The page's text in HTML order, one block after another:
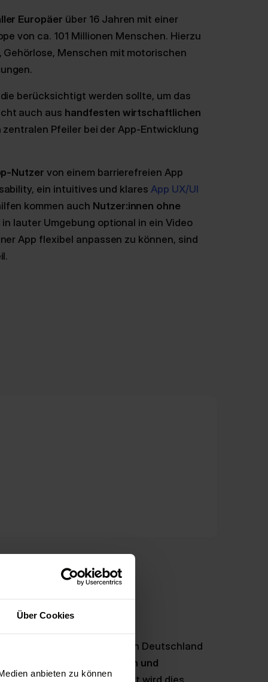
Über Cookies
anbieten zu können
Europäer über 16 Jahren mit einer
von ca. 101 Millionen Menschen. Hierzu
Menschen mit motorischen
berücksichtigt werden sollte, um das
auch aus handfesten wirtschaftlichen
Pfeiler bei der App-Entwicklung
Nutzer von einem barrierefreien App
ein intuitives und klaresApp UX/UI
kommen auch Nutzer:innen ohne
lauter Umgebung optional in ein Video
App flexibel anpassen zu können, sind
gesetzlich verankert. In Deutschland
öffentliche Stellen und
zu gestalten. Konkretisiert wird dies